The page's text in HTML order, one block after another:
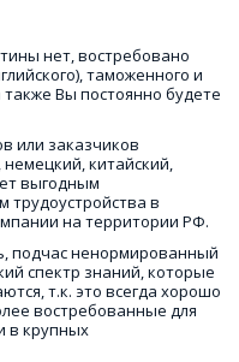
нет, востребовано
таможенного и
Вы постоянно будете
или заказчиков
китайский,
выгодным
трудоустройства в
на территории РФ.
подчас ненормированный
спектр знаний, которые
т.к. это всегда хорошо
востребованные для
в крупных